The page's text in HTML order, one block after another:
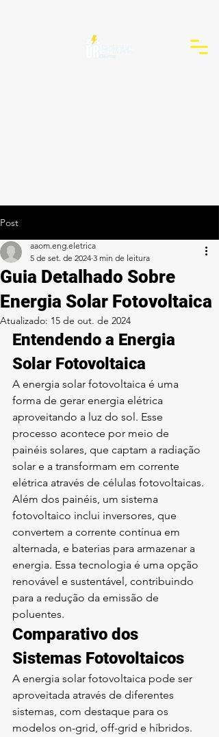
Post
Guia Detalhado Sobre
Energia Solar Fotovoltaica
aaom.eng.eletrica
5 de set. de 2024 3 min de leitura
Atualizado: 15 de out. de 2024
Entendendo a Energia
Solar Fotovoltaica
A energia solar fotovoltaica é uma
forma de gerar energia elétrica
aproveitando a luz do sol. Esse
processo acontece por meio de
painéis solares, que captam a radiação
solar e a transformam em corrente
elétrica através de células fotovoltaicas.
Além dos painéis, um sistema
fotovoltaico inclui inversores, que
convertem a corrente contínua em
alternada, e baterias para armazenar a
energia. Essa tecnologia é uma opção
renovável e sustentável, contribuindo
para a redução da emissão de
poluentes.
Comparativo dos
Sistemas Fotovoltaicos
A energia solar fotovoltaica pode ser
aproveitada através de diferentes
sistemas, com destaque para os
modelos on-grid, off-grid e híbridos.